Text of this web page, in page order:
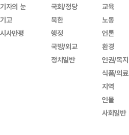
기자의 눈
기고
시사만평
국회/정당
북한
행정
국방/외교
정치일반
교육
노동
언론
환경
인권/복지
식품/의료
지역
인물
사회일반